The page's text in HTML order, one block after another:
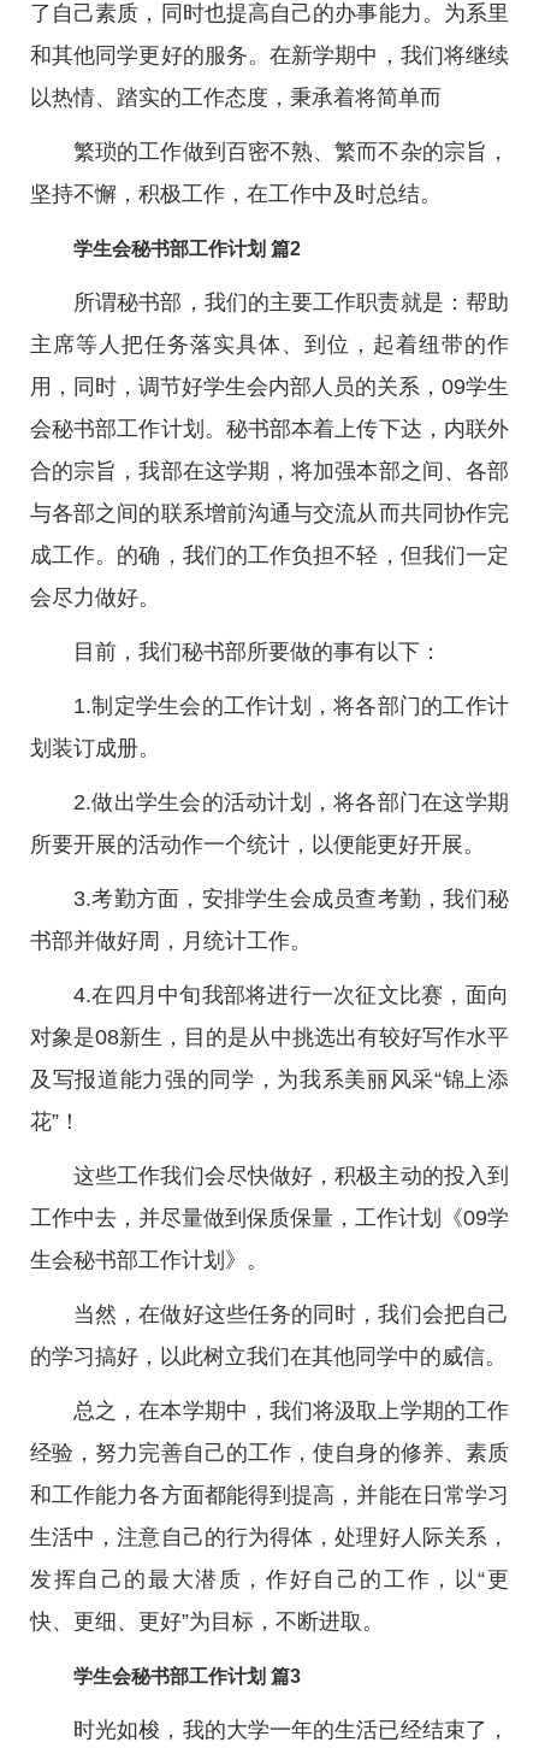
了自己素质，同时也提高自己的办事能力。为系里
和其他同学更好的服务。在新学期中，我们将继续
以热情、踏实的工作态度，秉承着将简单而
繁琐的工作做到百密不熟、繁而不杂的宗旨，
坚持不懈，积极工作，在工作中及时总结。
学生会秘书部工作计划 篇2
所谓秘书部，我们的主要工作职责就是：帮助
主席等人把任务落实具体、到位，起着纽带的作
用，同时，调节好学生会内部人员的关系，09学生
会秘书部工作计划。秘书部本着上传下达，内联外
合的宗旨，我部在这学期，将加强本部之间、各部
与各部之间的联系增前沟通与交流从而共同协作完
成工作。的确，我们的工作负担不轻，但我们一定
会尽力做好。
目前，我们秘书部所要做的事有以下：
1.制定学生会的工作计划，将各部门的工作计
划装订成册。
2.做出学生会的活动计划，将各部门在这学期
所要开展的活动作一个统计，以便能更好开展。
3.考勤方面，安排学生会成员查考勤，我们秘
书部并做好周，月统计工作。
4.在四月中旬我部将进行一次征文比赛，面向
对象是08新生，目的是从中挑选出有较好写作水平
及写报道能力强的同学，为我系美丽风采“锦上添
花”！
这些工作我们会尽快做好，积极主动的投入到
工作中去，并尽量做到保质保量，工作计划《09学
生会秘书部工作计划》。
当然，在做好这些任务的同时，我们会把自己
的学习搞好，以此树立我们在其他同学中的威信。
总之，在本学期中，我们将汲取上学期的工作
经验，努力完善自己的工作，使自身的修养、素质
和工作能力各方面都能得到提高，并能在日常学习
生活中，注意自己的行为得体，处理好人际关系，
发挥自己的最大潜质，作好自己的工作，以“更
快、更细、更好”为目标，不断进取。
学生会秘书部工作计划 篇3
时光如梭，我的大学一年的生活已经结束了，